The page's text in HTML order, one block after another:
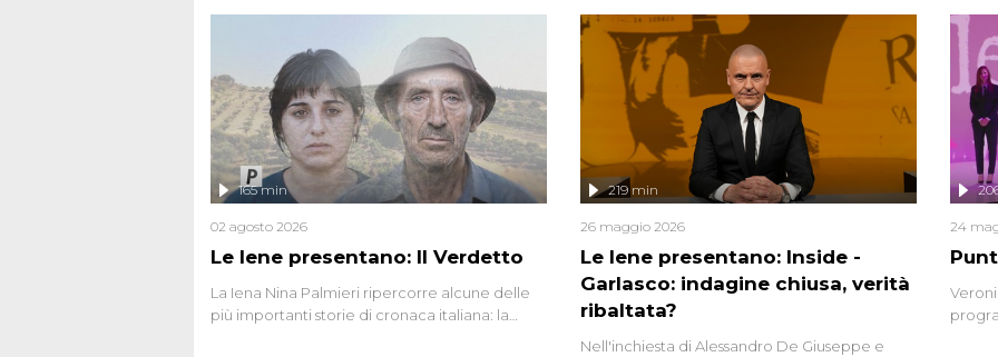
Le Iene presentano: Il Verdetto
165 min
02 agosto 2026
La Iena Nina Palmieri ripercorre alcune delle
più importanti storie di cronaca italiana: la
Le Iene presentano: Inside -
Garlasco: indagine chiusa, verità
ribaltata?
219 min
26 maggio 2026
Nell'inchiesta di Alessandro De Giuseppe e
24